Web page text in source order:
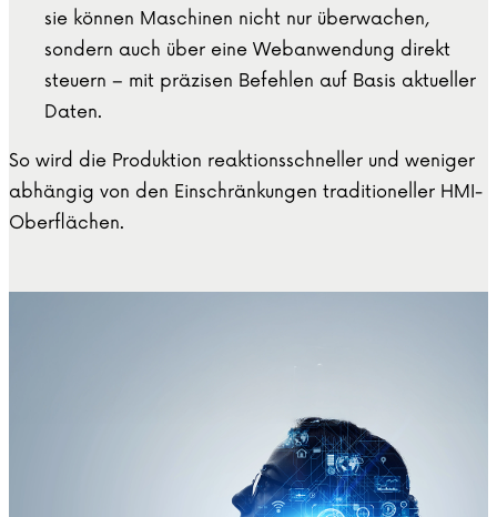
sie können Maschinen nicht nur überwachen,
sondern auch über eine Webanwendung direkt
steuern – mit präzisen Befehlen auf Basis aktueller
Daten.
So wird die Produktion reaktionsschneller und weniger
abhängig von den Einschränkungen traditioneller HMI-
Oberflächen.